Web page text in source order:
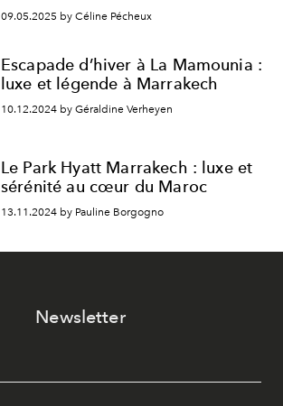
09.05.2025 by Céline Pécheux
Escapade d’hiver à La Mamounia :
luxe et légende à Marrakech
10.12.2024 by Géraldine Verheyen
Le Park Hyatt Marrakech : luxe et
sérénité au cœur du Maroc
13.11.2024 by Pauline Borgogno
Newsletter